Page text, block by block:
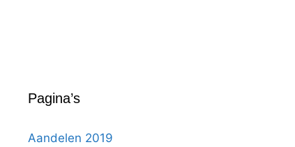
Pagina’s
Aandelen 2019